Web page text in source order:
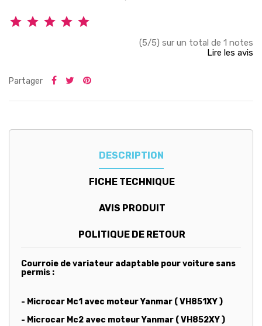
(5/5) sur un total de 1 notes
Lire les avis
Partager
DESCRIPTION
FICHE TECHNIQUE
AVIS PRODUIT
POLITIQUE DE RETOUR
Courroie de variateur adaptable pour voiture sans
permis :
- Microcar Mc1 avec moteur Yanmar ( VH851XY )
- Microcar Mc2 avec moteur Yanmar ( VH852XY )